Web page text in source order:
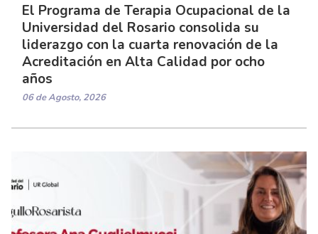
El Programa de Terapia Ocupacional de la
Universidad del Rosario consolida su
liderazgo con la cuarta renovación de la
Acreditación en Alta Calidad por ocho
años
06 de Agosto, 2026